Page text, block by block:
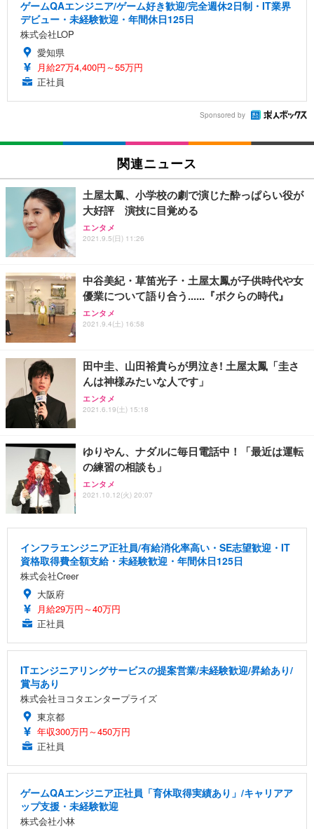
ゲームQAエンジニア/ゲーム好き歓迎/完全週休2日制・IT業界
デビュー・未経験歓迎・年間休日125日
株式会社LOP
愛知県
月給27万4,400円～55万円
正社員
Sponsored by
関連ニュース
土屋太鳳、小学校の劇で演じた酔っぱらい役が
大好評 演技に目覚める
エンタメ
2021.9.5(日) 11:26
中谷美紀・草笛光子・土屋太鳳が子供時代や女
優業について語り合う......『ボクらの時代』
エンタメ
2021.9.4(土) 16:58
田中圭、山田裕貴らが男泣き! 土屋太鳳「圭さ
んは神様みたいな人です」
エンタメ
2021.6.19(土) 15:18
ゆりやん、ナダルに毎日電話中！「最近は運転
の練習の相談も」
エンタメ
2021.10.12(火) 20:07
インフラエンジニア正社員/有給消化率高い・SE志望歓迎・IT
資格取得費全額支給・未経験歓迎・年間休日125日
株式会社Creer
大阪府
月給29万円～40万円
正社員
ITエンジニアリングサービスの提案営業/未経験歓迎/昇給あり/
賞与あり
株式会社ヨコタエンタープライズ
東京都
年収300万円～450万円
正社員
ゲームQAエンジニア正社員「育休取得実績あり」/キャリアア
ップ支援・未経験歓迎
株式会社小林